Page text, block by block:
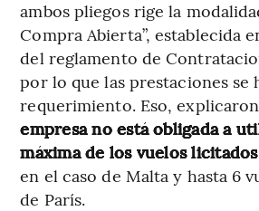
ambos pliegos rige la
Compra Abierta”, establecida
del reglamento de
por lo que las prestaciones se
requerimiento. Eso,
empresa no está obligada a
máxima de los vuelos licitados
en el caso de Malta y hasta 6
de París.